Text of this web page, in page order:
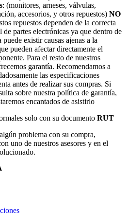
: (monitores, arneses, válvulas,
accesorios, y otros repuestos) NO
repuestos dependen de la correcta
partes electrónicas ya que dentro de
existir causas ajenas a la
pueden afectar directamente el
Para el resto de nuestros
garantía. Recomendamos a
las especificaciones
antes de realizar sus compras. Si
sobre nuestra política de garantía,
encantados de asistirlo
solo con su documento RUT
problema con su compra,
uno de nuestros asesores y en el